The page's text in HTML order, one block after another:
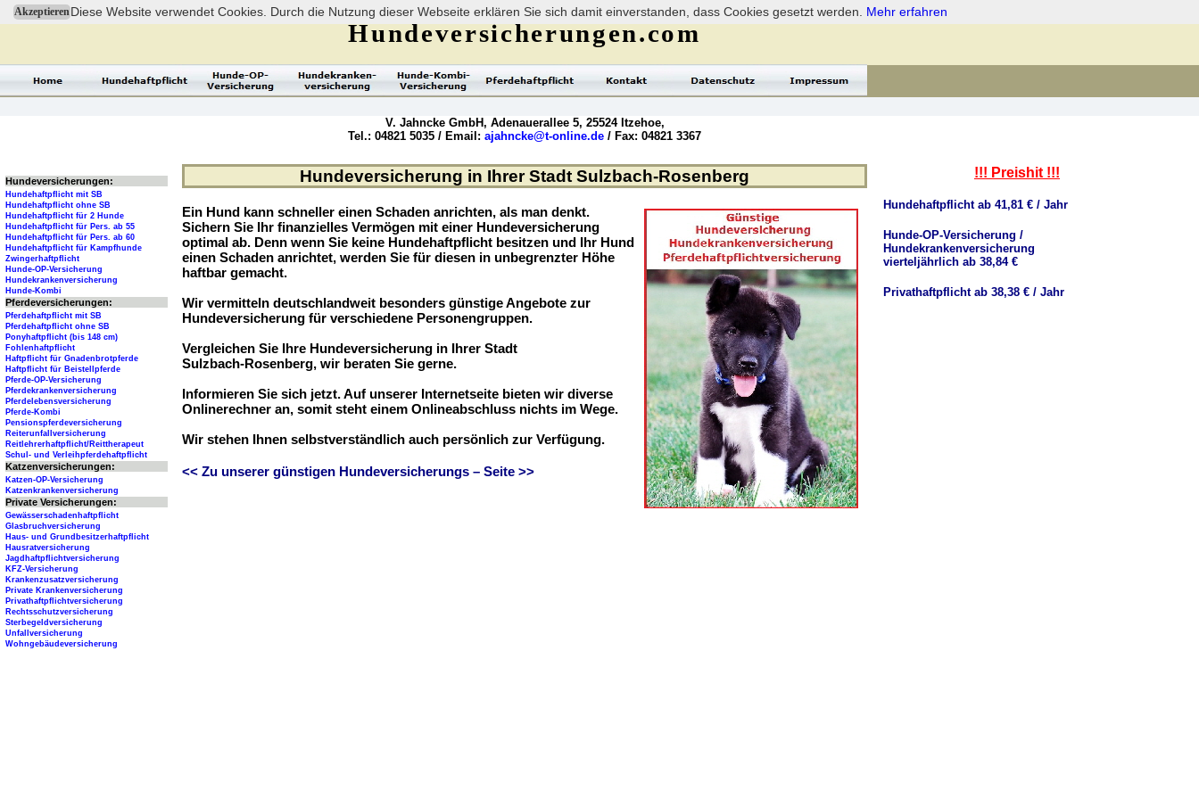
AkzeptierenDiese Website verwendet Cookies. Durch die Nutzung dieser Webseite erklären Sie sich damit einverstanden, dass Cookies gesetzt werden. Mehr erfahren
Hundeversicherung in Ihrer Stadt Sulzbach-Rosenberg
Ein Hund kann schneller einen Schaden anrichten, als man denkt.
Sichern Sie Ihr finanzielles Vermögen mit einer Hundeversicherung
optimal ab. Denn wenn Sie keine Hundehaftpflicht besitzen und Ihr Hund
einen Schaden anrichtet, werden Sie für diesen in unbegrenzter Höhe
haftbar gemacht.
Wir vermitteln deutschlandweit besonders günstige Angebote zur
Hundeversicherung für verschiedene Personengruppen.
Vergleichen Sie Ihre Hundeversicherung in Ihrer Stadt
Sulzbach-Rosenberg, wir beraten Sie gerne.
Informieren Sie sich jetzt. Auf unserer Internetseite bieten wir diverse
Onlinerechner an, somit steht einem Onlineabschluss nichts im Wege.
Wir stehen Ihnen selbstverständlich auch persönlich zur Verfügung.
<< Zu unserer günstigen Hundeversicherungs – Seite >>
Hundeversicherungen.com
V. Jahncke GmbH, Adenauerallee 5, 25524 Itzehoe,
Tel.: 04821 5035 / Email: ajahncke@t-online.de / Fax: 04821 3367
!!! Preishit !!!
Hundehaftpflicht ab 41,81 € / Jahr
Hunde-OP-Versicherung /
Hundekrankenversicherung
vierteljährlich ab 38,84 €
Privathaftpflicht ab 38,38 € / Jahr
Hundeversicherungen:
Hundehaftpflicht mit SB
Hundehaftpflicht ohne SB
Hundehaftpflicht für 2 Hunde
Hundehaftpflicht für Pers. ab 55
Hundehaftpflicht für Pers. ab 60
Hundehaftpflicht für Kampfhunde
Zwingerhaftpflicht
Hunde-OP-Versicherung
Hundekrankenversicherung
Hunde-Kombi
Pferdeversicherungen:
Pferdehaftpflicht mit SB
Pferdehaftpflicht ohne SB
Ponyhaftpflicht (bis 148 cm)
Fohlenhaftpflicht
Haftpflicht für Gnadenbrotpferde
Haftpflicht für Beistellpferde
Pferde-OP-Versicherung
Pferdekrankenversicherung
Pferdelebensversicherung
Pferde-Kombi
Pensionspferdeversicherung
Reiterunfallversicherung
Reitlehrerhaftpflicht/Reittherapeut
Schul- und Verleihpferdehaftpflicht
Katzenversicherungen:
Katzen-OP-Versicherung
Katzenkrankenversicherung
Private Versicherungen:
Gewässerschadenhaftpflicht
Glasbruchversicherung
Haus- und Grundbesitzerhaftpflicht
Hausratversicherung
Jagdhaftpflichtversicherung
KFZ-Versicherung
Krankenzusatzversicherung
Private Krankenversicherung
Privathaftpflichtversicherung
Rechtsschutzversicherung
Sterbegeldversicherung
Unfallversicherung
Wohngebäudeversicherung